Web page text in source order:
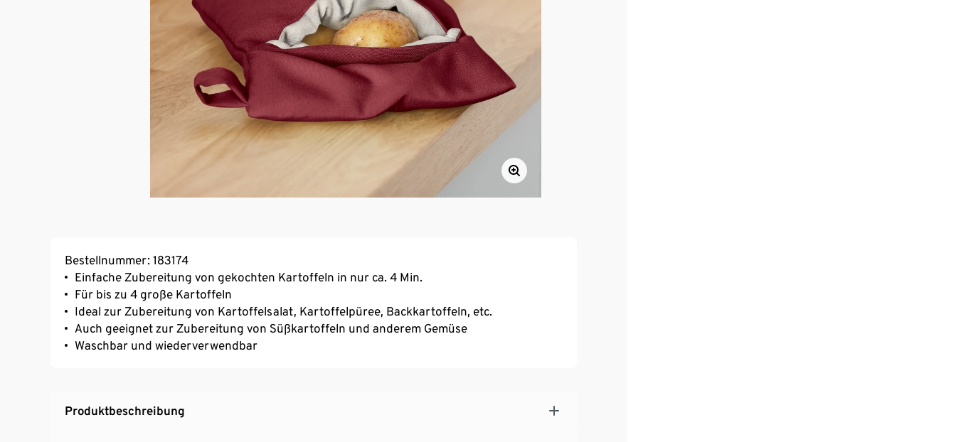
Bestellnummer: 183174
Einfache Zubereitung von gekochten Kartoffeln in nur ca. 4 Min.
Für bis zu 4 große Kartoffeln
Ideal zur Zubereitung von Kartoffelsalat, Kartoffelpüree, Backkartoffeln, etc.
Auch geeignet zur Zubereitung von Süßkartoffeln und anderem Gemüse
Waschbar und wiederverwendbar
Produktbeschreibung